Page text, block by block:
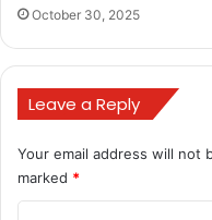
October 30, 2025
Leave a Reply
Your email address will not
marked *